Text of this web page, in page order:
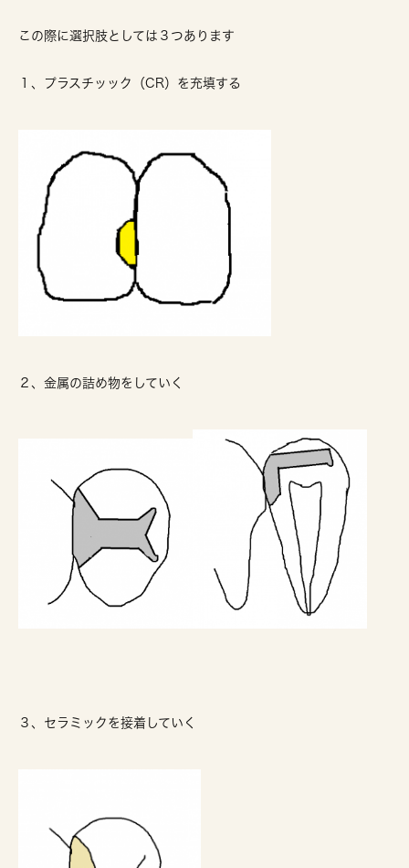
この際に選択肢としては３つあります
１、プラスチッック（CR）を充填する
２、金属の詰め物をしていく
３、セラミックを接着していく